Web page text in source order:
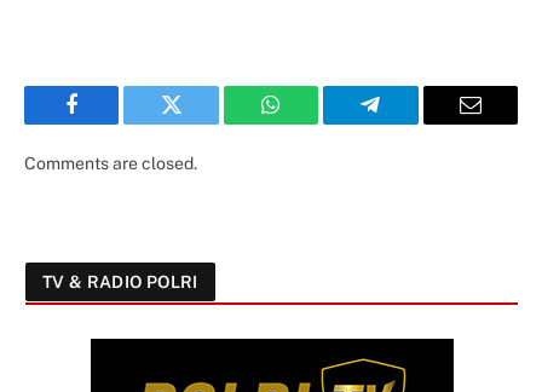
Facebook Twitter WhatsApp Telegram Email
Comments are closed.
TV & RADIO POLRI